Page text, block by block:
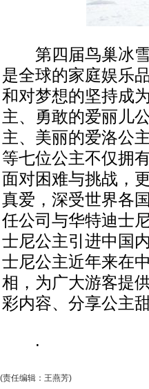
第四届鸟巢冰雪
是全球的家庭娱乐
和对梦想的坚持成
主、勇敢的爱丽儿
主、美丽的爱洛公
等七位公主不仅拥
面对困难与挑战，
真爱，深受世界各
任公司与华特迪士
士尼公主引进中国
士尼公主近年来在
相，为广大游客提
彩内容、分享公主
.
(责任编辑：王燕芳)